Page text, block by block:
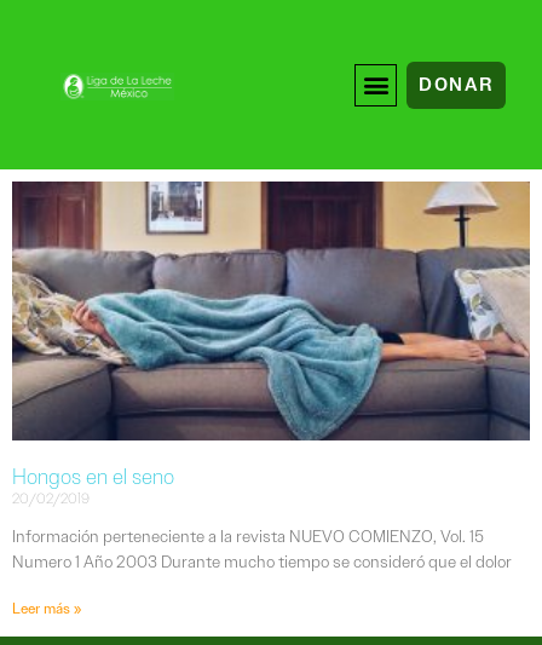
DONAR
Hongos en el seno
20/02/2019
Información perteneciente a la revista NUEVO COMIENZO, Vol. 15
Numero 1 Año 2003 Durante mucho tiempo se consideró que el dolor
Leer más »